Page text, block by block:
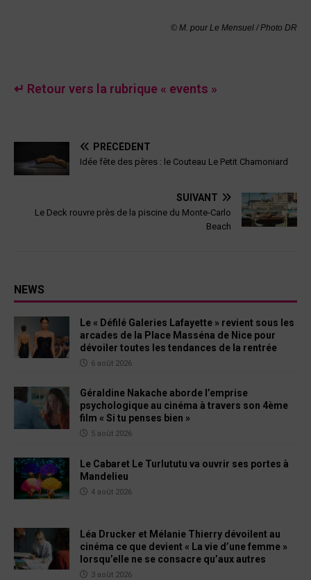
© M. pour Le Mensuel / Photo DR
↵ Retour vers la rubrique « events »
PRÉCÉDENT
Idée fête des pères : le Couteau Le Petit Chamoniard
SUIVANT
Le Deck rouvre près de la piscine du Monte-Carlo
Beach
NEWS
Le « Défilé Galeries Lafayette » revient sous les
arcades de la Place Masséna de Nice pour
dévoiler toutes les tendances de la rentrée
6 août 2026
Géraldine Nakache aborde l’emprise
psychologique au cinéma à travers son 4ème
film « Si tu penses bien »
5 août 2026
Le Cabaret Le Turlututu va ouvrir ses portes à
Mandelieu
4 août 2026
Léa Drucker et Mélanie Thierry dévoilent au
cinéma ce que devient « La vie d’une femme »
lorsqu’elle ne se consacre qu’aux autres
3 août 2026